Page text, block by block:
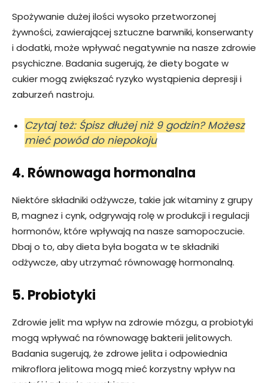
Spożywanie dużej ilości wysoko przetworzonej
żywności, zawierającej sztuczne barwniki, konserwanty
i dodatki, może wpływać negatywnie na nasze zdrowie
psychiczne. Badania sugerują, że diety bogate w
cukier mogą zwiększać ryzyko wystąpienia depresji i
zaburzeń nastroju.
Czytaj też: Śpisz dłużej niż 9 godzin? Możesz
mieć powód do niepokoju
4. Równowaga hormonalna
Niektóre składniki odżywcze, takie jak witaminy z grupy
B, magnez i cynk, odgrywają rolę w produkcji i regulacji
hormonów, które wpływają na nasze samopoczucie.
Dbaj o to, aby dieta była bogata w te składniki
odżywcze, aby utrzymać równowagę hormonalną.
5. Probiotyki
Zdrowie jelit ma wpływ na zdrowie mózgu, a probiotyki
mogą wpływać na równowagę bakterii jelitowych.
Badania sugerują, że zdrowe jelita i odpowiednia
mikroflora jelitowa mogą mieć korzystny wpływ na